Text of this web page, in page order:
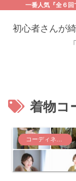
一番人気『全６
初心者さんが
着物コ
コーディネート